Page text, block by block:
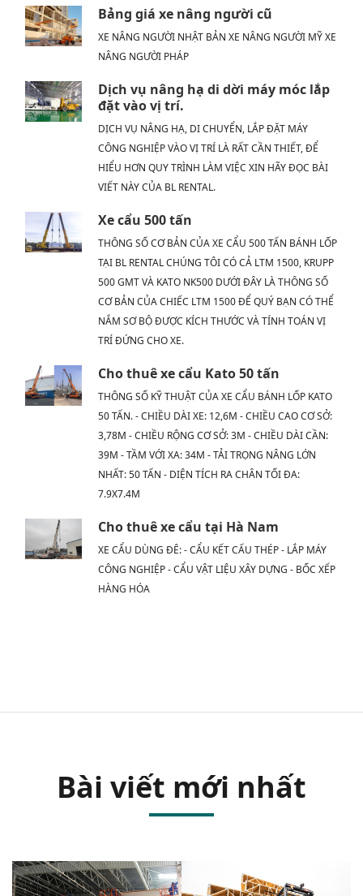
Bảng giá xe nâng người cũ
XE NÂNG NGƯỜI NHẬT BẢN XE NÂNG NGƯỜI MỸ XE
NÂNG NGƯỜI PHÁP
Dịch vụ nâng hạ di dời máy móc lắp
đặt vào vị trí.
DỊCH VỤ NÂNG HẠ, DI CHUYỂN, LẮP ĐẶT MÁY
CÔNG NGHIỆP VÀO VỊ TRÍ LÀ RẤT CẦN THIẾT, ĐỂ
HIỂU HƠN QUY TRÌNH LÀM VIỆC XIN HÃY ĐỌC BÀI
VIẾT NÀY CỦA BL RENTAL.
Xe cẩu 500 tấn
THÔNG SỐ CƠ BẢN CỦA XE CẨU 500 TẤN BÁNH LỐP
TẠI BL RENTAL CHÚNG TÔI CÓ CẢ LTM 1500, KRUPP
500 GMT VÀ KATO NK500 DƯỚI ĐÂY LÀ THÔNG SỐ
CƠ BẢN CỦA CHIẾC LTM 1500 ĐỂ QUÝ BẠN CÓ THỂ
NẮM SƠ BỘ ĐƯỢC KÍCH THƯỚC VÀ TÍNH TOÁN VỊ
TRÍ ĐỨNG CHO XE.
Cho thuê xe cẩu Kato 50 tấn
THÔNG SỐ KỸ THUẬT CỦA XE CẨU BÁNH LỐP KATO
50 TẤN. - CHIỀU DÀI XE: 12,6M - CHIỀU CAO CƠ SỞ:
3,78M - CHIỀU RỘNG CƠ SỞ: 3M - CHIỀU DÀI CẦN:
39M - TẦM VỚI XA: 34M - TẢI TRỌNG NÂNG LỚN
NHẤT: 50 TẤN - DIỆN TÍCH RA CHÂN TỐI ĐA:
7.9X7.4M
Cho thuê xe cẩu tại Hà Nam
XE CẨU DÙNG ĐÊ: - CẨU KẾT CẤU THÉP - LẮP MÁY
CÔNG NGHIỆP - CẨU VẬT LIỆU XÂY DỰNG - BỐC XẾP
HÀNG HÓA
Bài viết mới nhất